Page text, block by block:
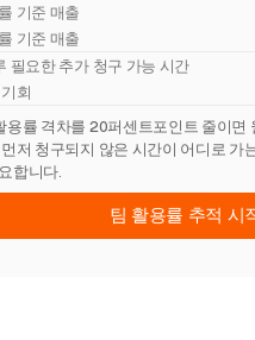
기준 매출
기준 매출
필요한 추가 청구 가능 시간
회
용률 격차를 20퍼센트포인트 줄이
저 청구되지 않은 시간이 어디로 가
합니다.
팀 활용률 추적 시